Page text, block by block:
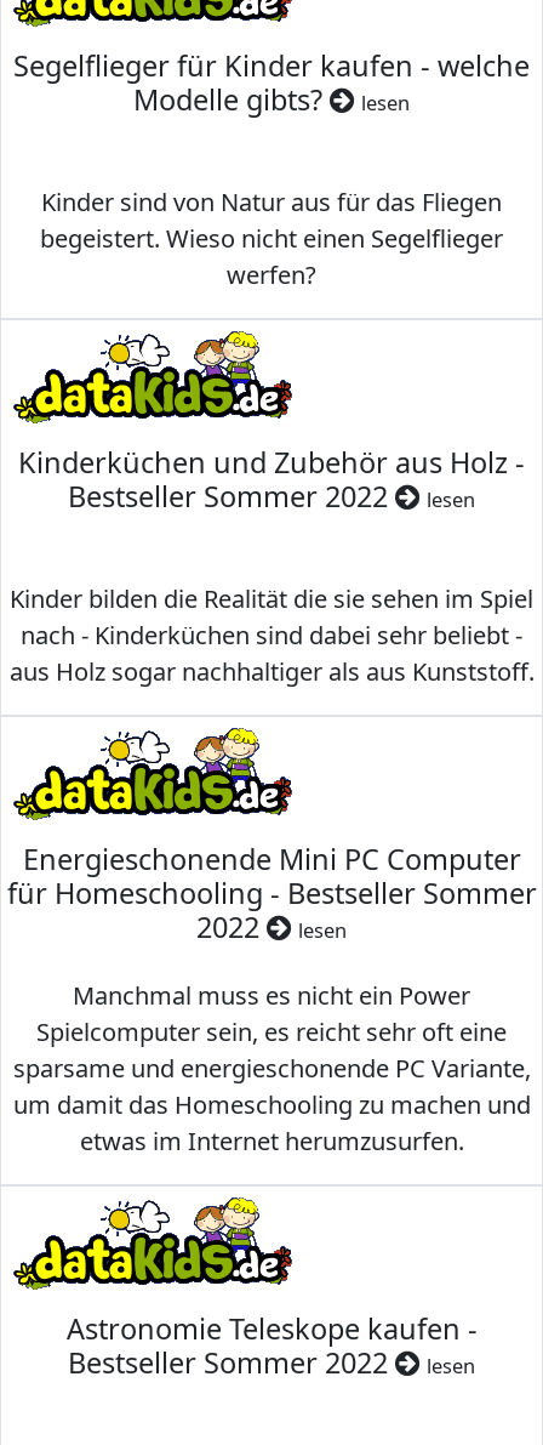
Segelflieger für Kinder kaufen - welche
Modelle gibts?
lesen
Kinder sind von Natur aus für das Fliegen
begeistert. Wieso nicht einen Segelflieger
werfen?
Kinderküchen und Zubehör aus Holz -
Bestseller Sommer 2022
lesen
Kinder bilden die Realität die sie sehen im Spiel
nach - Kinderküchen sind dabei sehr beliebt -
aus Holz sogar nachhaltiger als aus Kunststoff.
Energieschonende Mini PC Computer
für Homeschooling - Bestseller Sommer
2022
lesen
Manchmal muss es nicht ein Power
Spielcomputer sein, es reicht sehr oft eine
sparsame und energieschonende PC Variante,
um damit das Homeschooling zu machen und
etwas im Internet herumzusurfen.
Astronomie Teleskope kaufen -
Bestseller Sommer 2022
lesen